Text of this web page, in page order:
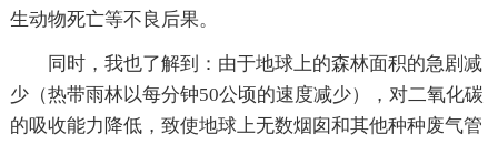
生动物死亡等不良后果。
同时，我也了解到：由于地球上的森林面积的急剧减
少（热带雨林以每分钟50公顷的速度减少），对二氧化碳
的吸收能力降低，致使地球上无数烟囱和其他种种废气管